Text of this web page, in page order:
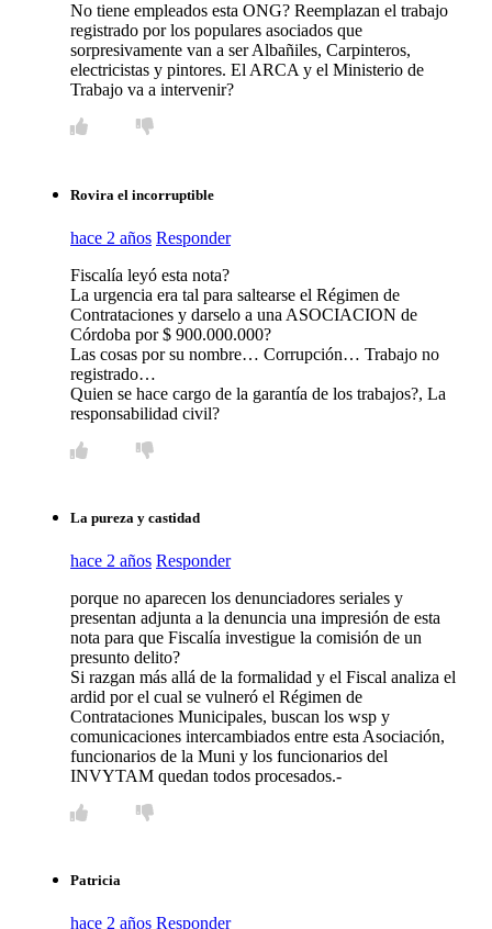
No tiene empleados esta ONG? Reemplazan el trabajo
registrado por los populares asociados que
sorpresivamente van a ser Albañiles, Carpinteros,
electricistas y pintores. El ARCA y el Ministerio de
Trabajo va a intervenir?
Rovira el incorruptible
hace 2 años Responder
Fiscalía leyó esta nota?
La urgencia era tal para saltearse el Régimen de
Contrataciones y darselo a una ASOCIACION de
Córdoba por $ 900.000.000?
Las cosas por su nombre… Corrupción… Trabajo no
registrado…
Quien se hace cargo de la garantía de los trabajos?, La
responsabilidad civil?
La pureza y castidad
hace 2 años Responder
porque no aparecen los denunciadores seriales y
presentan adjunta a la denuncia una impresión de esta
nota para que Fiscalía investigue la comisión de un
presunto delito?
Si razgan más allá de la formalidad y el Fiscal analiza el
ardid por el cual se vulneró el Régimen de
Contrataciones Municipales, buscan los wsp y
comunicaciones intercambiados entre esta Asociación,
funcionarios de la Muni y los funcionarios del
INVYTAM quedan todos procesados.-
Patricia
hace 2 años Responder